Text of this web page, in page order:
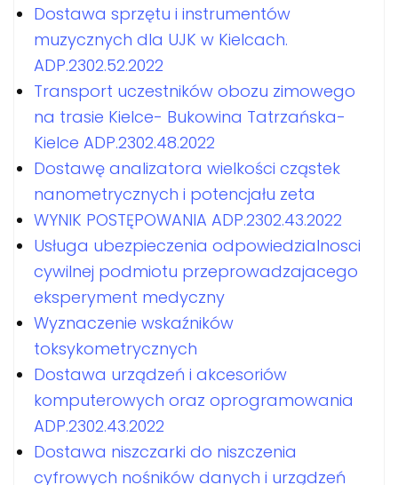
Dostawa sprzętu i instrumentów
muzycznych dla UJK w Kielcach.
ADP.2302.52.2022
Transport uczestników obozu zimowego
na trasie Kielce- Bukowina Tatrzańska-
Kielce ADP.2302.48.2022
Dostawę analizatora wielkości cząstek
nanometrycznych i potencjału zeta
WYNIK POSTĘPOWANIA ADP.2302.43.2022
Usługa ubezpieczenia odpowiedzialnosci
cywilnej podmiotu przeprowadzajacego
eksperyment medyczny
Wyznaczenie wskaźników
toksykometrycznych
Dostawa urządzeń i akcesoriów
komputerowych oraz oprogramowania
ADP.2302.43.2022
Dostawa niszczarki do niszczenia
cyfrowych nośników danych i urządzeń